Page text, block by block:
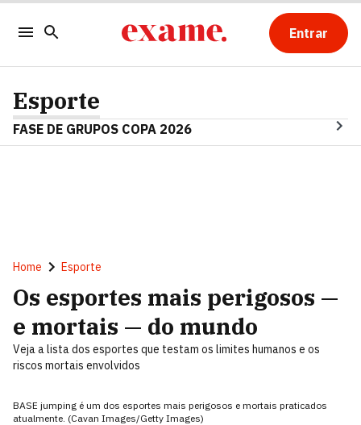
Entrar
Esporte
FASE DE GRUPOS COPA 2026
Home Esporte
Os esportes mais perigosos —
e mortais — do mundo
Veja a lista dos esportes que testam os limites humanos e os
riscos mortais envolvidos
BASE jumping é um dos esportes mais perigosos e mortais praticados
atualmente. (Cavan Images/Getty Images)